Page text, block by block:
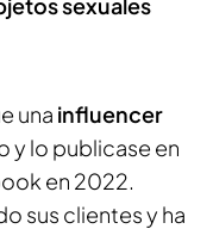
una influencer
y lo publicase en
en 2022.
sus clientes y ha